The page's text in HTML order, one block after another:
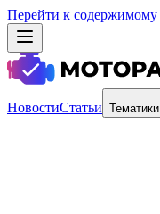
Перейти к содержимому
НовостиСтатьи Тематики